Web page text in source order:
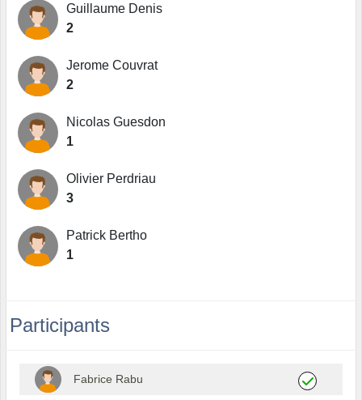
Guillaume Denis
2
Jerome Couvrat
2
Nicolas Guesdon
1
Olivier Perdriau
3
Patrick Bertho
1
Participants
Fabrice Rabu